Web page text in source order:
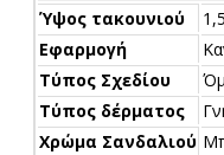
Ύψος τακουνιού
Εφαρμογή
Τύπος Σχεδίου
Τύπος δέρματος
Χρώμα Σανδαλιού